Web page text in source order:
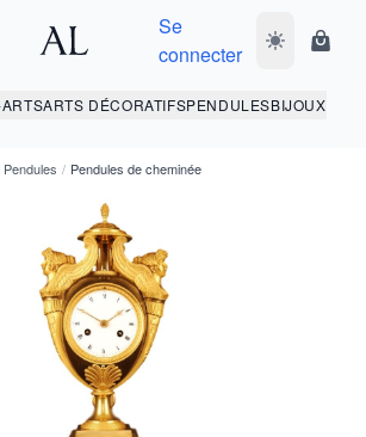
Se
connecter
Basculer le
ARTS DÉCORATIFSPENDULESBIJOUX
Pendules / Pendules de cheminée